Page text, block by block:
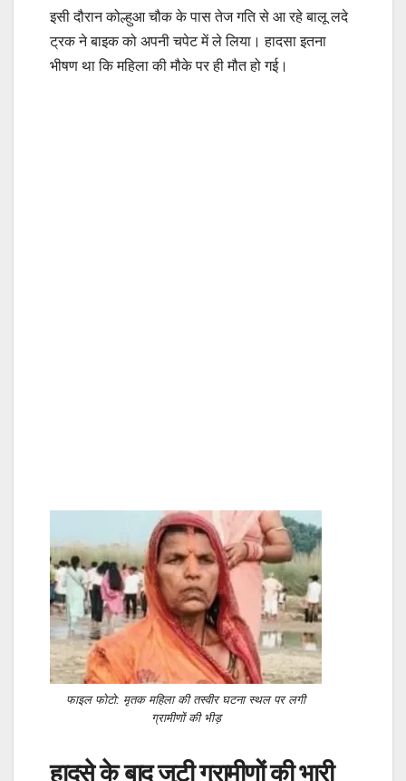
इसी दौरान कोल्हुआ चौक के पास तेज गति से आ रहे बालू लदे
ट्रक ने बाइक को अपनी चपेट में ले लिया। हादसा इतना
भीषण था कि महिला की मौके पर ही मौत हो गई।
फाइल फोटो: मृतक महिला की तस्वीर घटना स्थल पर लगी
ग्रामीणों की भीड़
हादसे के बाद जुटी ग्रामीणों की भारी